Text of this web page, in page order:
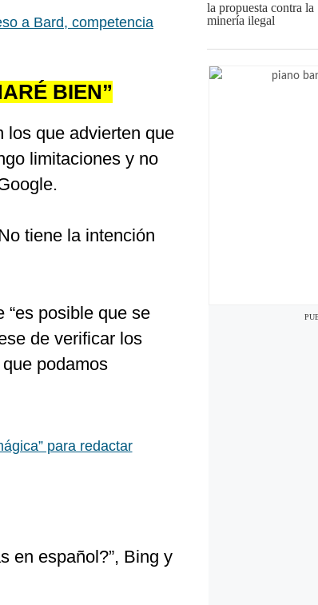
a Bard, competencia
BIEN”
los que advierten que
limitaciones y no
tiene la intención
“es posible que se
de verificar los
podamos
para redactar
en español?”, Bing y